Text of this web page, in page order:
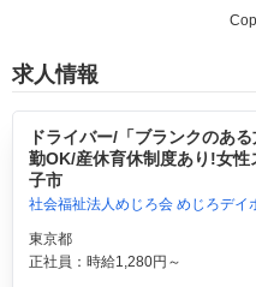
求人情報
ドライバー/「ブランクのあ
勤OK/産休育休制度あり!女
子市
社会福祉法人めじろ会 めじろデイ
東京都
正社員：時給1,280円～